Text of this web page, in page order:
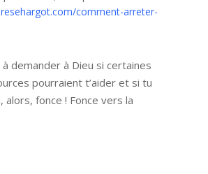
comment-arreter-
à demander à Dieu si certaines
pourraient t’aider et si tu
alors, fonce ! Fonce vers la